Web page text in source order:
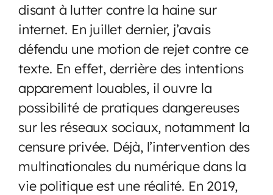
disant à lutter contre la haine sur
internet. En juillet dernier, j’avais
défendu une motion de rejet contre ce
texte. En effet, derrière des intentions
apparement louables, il ouvre la
possibilité de pratiques dangereuses
sur les réseaux sociaux, notamment la
censure privée. Déjà, l’intervention des
multinationales du numérique dans la
vie politique est une réalité. En 2019,